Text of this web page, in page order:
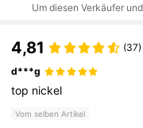
Um diesen Verkäufer
4,81 (37)
d***g
top nickel
Vom selben Artikel